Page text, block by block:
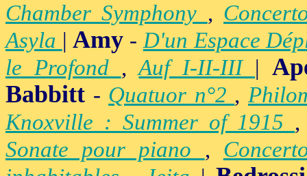
Chamber Symphony ,
Asyla |Amy -D'un Espace
le Profond ,Auf I-II-III |
Babbitt - Quatuor n°2 ,
Knoxville : Summer of 1915
Sonate pour piano ,